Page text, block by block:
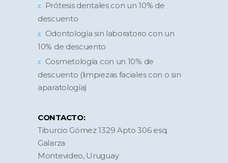
Prótesis dentales con un 10% de
descuento
Odontología sin laboratorio con un
10% de descuento
Cosmetología con un 10% de
descuento (limpiezas faciales con o sin
aparatología)
CONTACTO:
Tiburcio Gómez 1329 Apto 306 esq.
Galarza
Montevideo, Uruguay